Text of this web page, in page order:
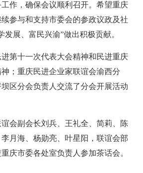
作，确保会议顺利召开。希望重庆
参与和支持市委会的参政议政及社
发展、富民兴渝”做出积极贡献。
第十一次代表大会精神和民进重庆
；重庆民进企业家联谊会渝西分
区分会负责人交流了分会开展活动
会副会长刘兵、王礼全、简莉、陈
月海、杨勋亮、叶星阳，联谊会部
庆市委各处室负责人参加茶话会。